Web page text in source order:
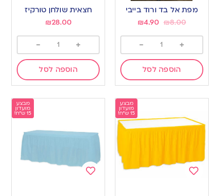
toמפת אל בד ורוד בייבי
₪8.00
₪4.90
+
-
הוספה לסל
חצאית שולחן טורקיז
₪28.00
+
-
הוספה לסל
מבצע
מועדון
15 ש"ח!
מבצע
מועדון
15 ש"ח!